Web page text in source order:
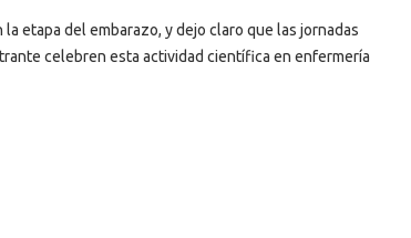
etapa del embarazo, y dejo claro que las jornadas
celebren esta actividad científica en enfermería